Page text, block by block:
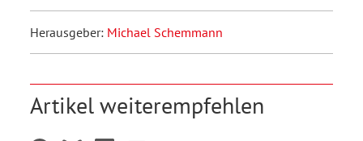
Herausgeber: Michael Schemmann
Artikel weiterempfehlen